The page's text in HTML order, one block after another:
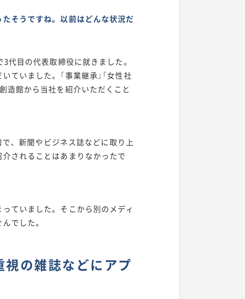
そうですね。以前はどんな状況だ
代目の代表取締役に就きました。
いました。「事業継承」「女性社
造館から当社を紹介いただくこと
で、新聞やビジネス誌などに取り上
されることはあまりなかったで
ていました。そこから別のメディ
でした。
の雑誌などにアプ